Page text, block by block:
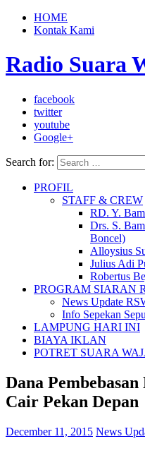
HOME
Kontak Kami
Radio Suara
facebook
twitter
youtube
Google+
Search for:
PROFIL
STAFF & CREW
RD. Y.
Drs. S.
Boncel)
Alloysius
Julius Adi
Robertus
PROGRAM SIARAN
News Update
Info Sepekan
LAMPUNG HARI INI
BIAYA IKLAN
POTRET SUARA
Dana
Cair Pekan Depan
December 11, 2015 News